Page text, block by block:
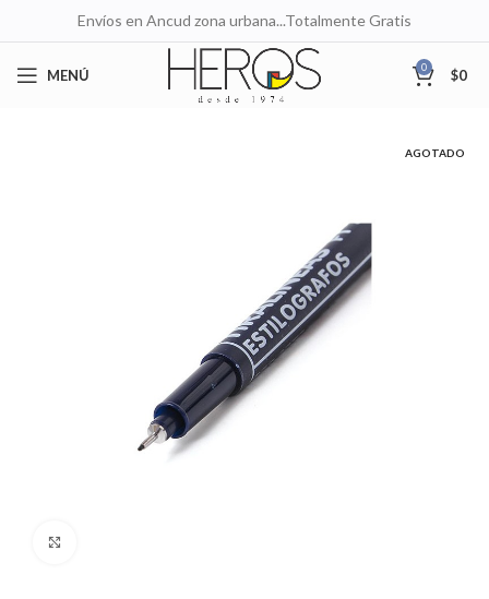
Envíos en Ancud zona urbana...Totalmente Gratis
MENÚ 0 $0
AGOTADO